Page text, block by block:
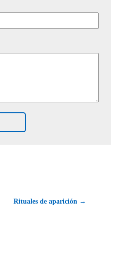
Rituales de aparición →